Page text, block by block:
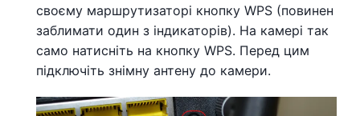
своєму маршрутизаторі кнопку WPS (повинен
заблимати один з індикаторів). На камері так
само натисніть на кнопку WPS. Перед цим
підключіть знімну антену до камери.